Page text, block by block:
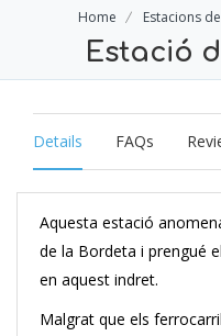
Home Estacions
Estació
Details FAQs
Aquesta estació
de la Bordeta i prengué
en aquest indret.
Malgrat que els